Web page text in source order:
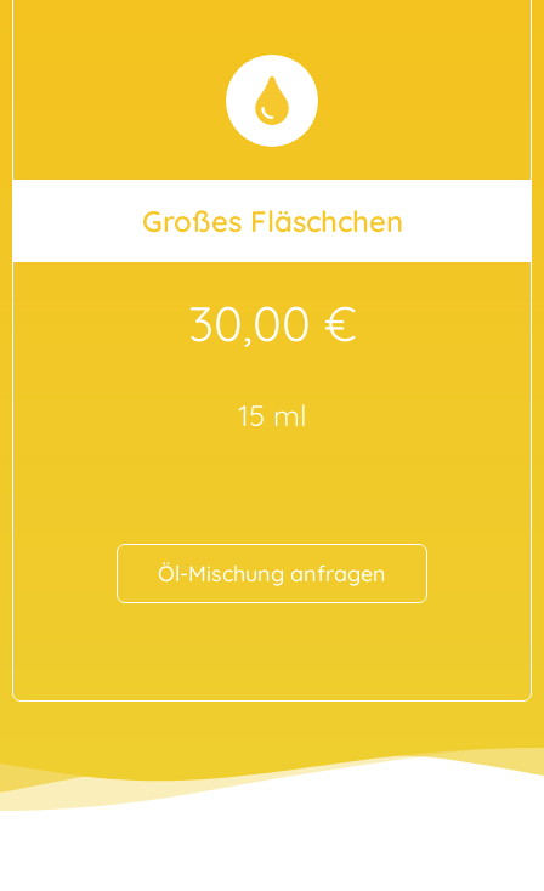
Großes Fläschchen
30,00 €
15 ml
Öl-Mischung anfragen